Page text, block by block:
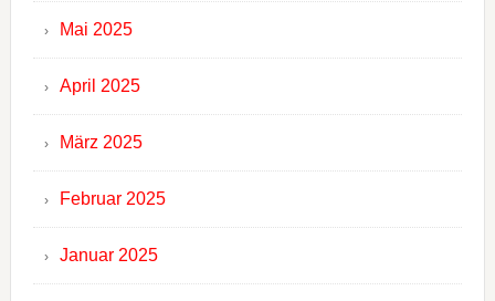
Mai 2025
April 2025
März 2025
Februar 2025
Januar 2025